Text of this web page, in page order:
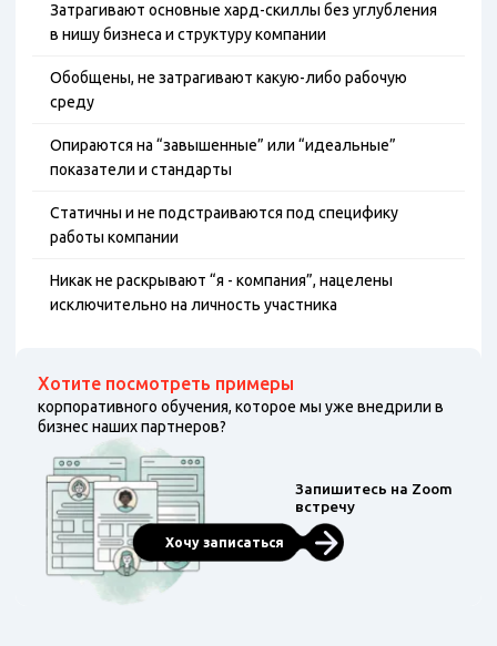
Затрагивают основные хард-скиллы без углубления
в нишу бизнеса и структуру компании
Обобщены, не затрагивают какую-либо рабочую
среду
Опираются на “завышенные” или “идеальные”
показатели и стандарты
Статичны и не подстраиваются под специфику
работы компании
Никак не раскрывают “я - компания”, нацелены
исключительно на личность участника
Хотите посмотреть примеры
корпоративного обучения, которое мы уже внедрили в
бизнес наших партнеров?
Запишитесь на Zoom
встречу
Хочу записаться